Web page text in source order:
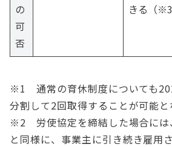
の
可
否
きる（※3
※1 通常の育休制度についても
分割して2回取得することが可能と
※2 労使協定を締結した場合には
と同様に、事業主に引き続き雇用